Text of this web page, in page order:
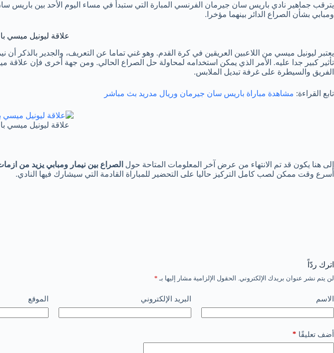
يترقب جماهير نادي باريس سان جيرمان الفرنسي المبارة التي ستبدأ في مساء اليوم الأحد بين باريس
ومبابي بشأن الصراع الدائر بينهما مؤخرا.
علاقة ليونيل ميسي
يعتبر ليونيل ميسي من اللاعبين العريقين في كرة القدم. وهو غني تماما عن التعريف، والجدير بالذكر
تأثير كبير جدا عليه. الأمر الذي يمكن استخدامه لمحاولة حل الصراع الحالي. ومن جهة أخرى فإن
الفريق والسيطرة على غرفة تبديل الملابس.
تابع القراءة: مشاهدة مباراة باريس سان جيرمان وريال مدريد بث مباشر
علاقة ليونيل ميسي
إلى هنا يكون قد تم الانتهاء من عرض آخر المعلومات المتاحة حول الصراع بين نيمار ومبابي يزيد من
أسرع وقت ممكن لصب كامل التركيز حاليا على التحضير للمباراة القادمة التي سيشارك فيها النادي.
اترك ردّاً
لن يتم نشر عنوان بريدك الإلكتروني. الحقول الإلزامية مشار إليها بـ *
الاسم البريد الإلكتروني الموقع
أضف تعليقًا *